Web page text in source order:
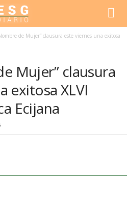
de Mujer” clausura este viernes una exitosa
Mujer” clausura
exitosa XLVI
Ecijana